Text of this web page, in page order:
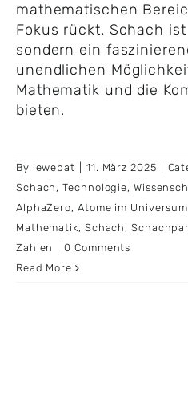
mathematischen
Fokus rückt. Schach
sondern ein
unendlichen
Mathematik und die
bieten.
By lewebat 11. März 2025
Schach ,Technologie,
AlphaZero, Atome im Universum
Mathematik, Schach ,
Zahlen
0 Comments
Read More